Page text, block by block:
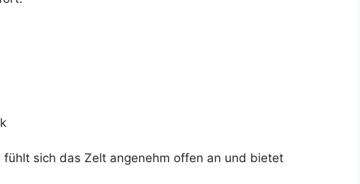
fühlt sich das Zelt angenehm offen an und bietet